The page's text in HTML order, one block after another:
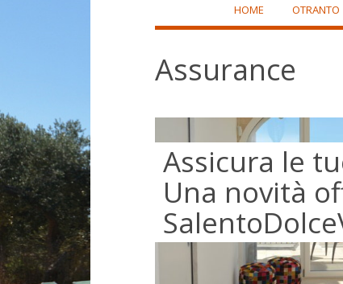
content
HOME OTRANTO
Assurance
Assicura le
Una novità